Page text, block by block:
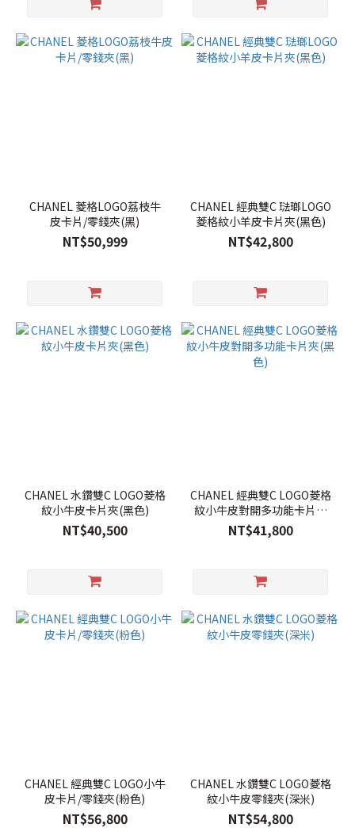
CHANEL 菱格LOGO荔枝牛
皮卡片/零錢夾(黑)
NT$50,999
CHANEL 經典雙C 琺瑯LOGO
菱格紋小羊皮卡片夾(黑色)
NT$42,800
CHANEL 水鑽雙C LOGO菱格
紋小牛皮卡片夾(黑色)
NT$40,500
CHANEL 經典雙C LOGO菱格
紋小牛皮對開多功能卡片夾
(黑色)
NT$41,800
CHANEL 經典雙C LOGO小牛
皮卡片/零錢夾(粉色)
NT$56,800
CHANEL 水鑽雙C LOGO菱格
紋小牛皮零錢夾(深米)
NT$54,800